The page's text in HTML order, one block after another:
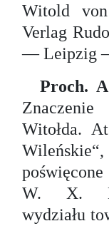
Witold
Verlag
— Leipzig
Proch.
Witołda.
W. X.
wydziału